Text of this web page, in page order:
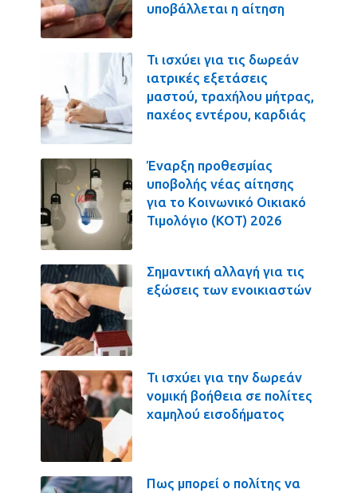
υποβάλλεται η αίτηση
Τι ισχύει για τις δωρεάν
ιατρικές εξετάσεις
μαστού, τραχήλου μήτρας,
παχέος εντέρου, καρδιάς
Έναρξη προθεσμίας
υποβολής νέας αίτησης
για το Κοινωνικό Οικιακό
Τιμολόγιο (ΚΟΤ) 2026
Σημαντική αλλαγή για τις
εξώσεις των ενοικιαστών
Τι ισχύει για την δωρεάν
νομική βοήθεια σε πολίτες
χαμηλού εισοδήματος
Πως μπορεί ο πολίτης να